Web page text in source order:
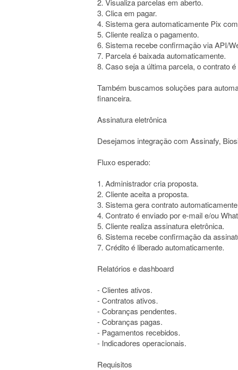
2. Visualiza parcelas em aberto.
3. Clica em pagar.
4. Sistema gera automaticamente Pix
5. Cliente realiza o pagamento.
6. Sistema recebe confirmação via API/
7. Parcela é baixada automaticamente.
8. Caso seja a última parcela, o contrato
Também buscamos soluções para
financeira.
Assinatura eletrônica
Desejamos integração com Assinafy,
Fluxo esperado:
1. Administrador cria proposta.
2. Cliente aceita a proposta.
3. Sistema gera contrato
4. Contrato é enviado por e-mail e/ou
5. Cliente realiza assinatura eletrônica.
6. Sistema recebe confirmação da
7. Crédito é liberado automaticamente.
Relatórios e dashboard
- Clientes ativos.
- Contratos ativos.
- Cobranças pendentes.
- Cobranças pagas.
- Pagamentos recebidos.
- Indicadores operacionais.
Requisitos